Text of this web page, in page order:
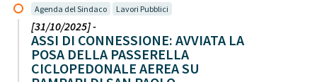
Agenda del Sindaco Lavori Pubblici
[31/10/2025] -
ASSI DI CONNESSIONE: AVVIATA LA
POSA DELLA PASSERELLA
CICLOPEDONALE AEREA SU